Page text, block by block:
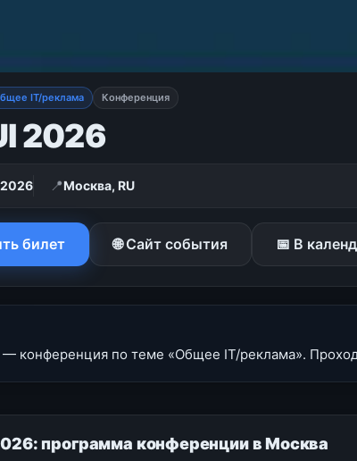
IT/реклама Конференция
2026
📍Москва, RU
билет 🌐 Сайт события 📅 В
— конференция по теме «Общее IT/реклама».
программа конференции в Москва